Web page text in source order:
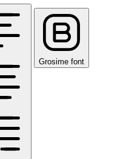
Grosime font